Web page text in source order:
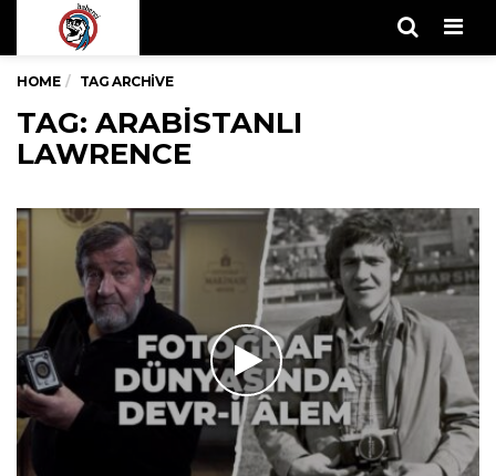
HOME TAG ARCHIVE
TAG: ARABISTANLI
LAWRENCE